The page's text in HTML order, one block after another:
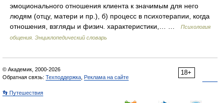
эмоционального отношения клиента к значимым для него
людям (отцу, матери и пр.), б) процесс в психотерапии, когда
отношения, взгляды и физич. характеристики,… …
Психология
общения. Энциклопедический словарь
18+
© Академик, 2000-2026
Обратная связь: Техподдержка Реклама на сайте
👣 Путешествия